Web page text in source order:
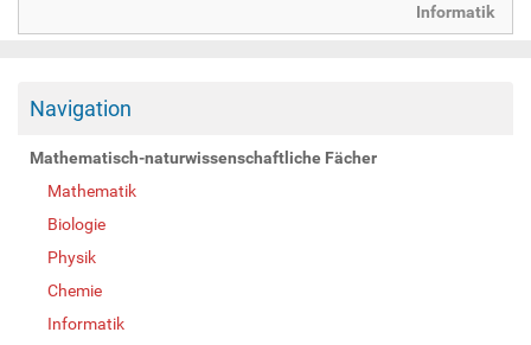
Informatik
Navigation
Mathematisch-naturwissenschaftliche Fächer
Mathematik
Biologie
Physik
Chemie
Informatik